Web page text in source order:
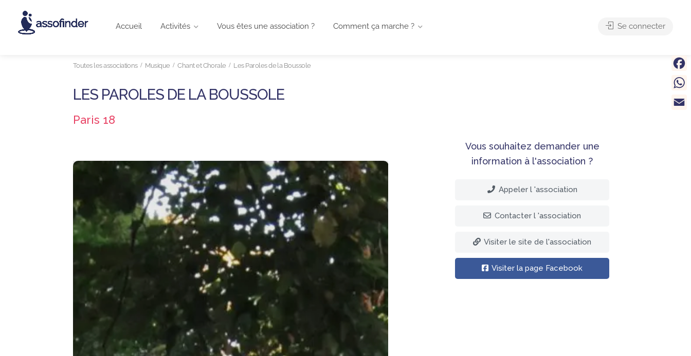
Accueil Activités Vous êtes une association ? Comment ça marche ? Se connecter
Toutes les associations Musique Chant et Chorale Les Paroles de la Boussole
LES PAROLES DE LA BOUSSOLE
Paris 18
Vous souhaitez demander une
information à l'association ?
Appeler l 'association
Contacter l 'association
Visiter le site de l'association
Visiter la page Facebook